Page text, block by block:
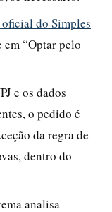
do Simples
em “Optar pelo
e os dados
o pedido é
da regra de
dentro do
analisa